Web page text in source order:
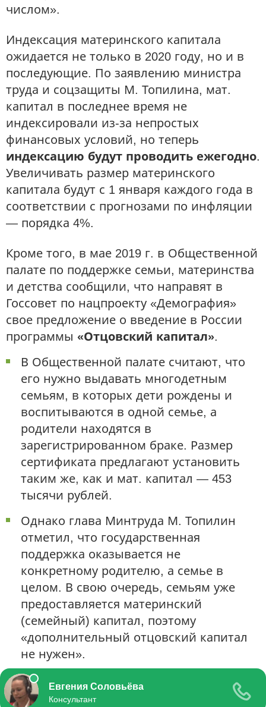
числом».
Индексация материнского капитала
ожидается не только в 2020 году, но и в
последующие. По заявлению министра
труда и соцзащиты М. Топилина, мат.
капитал в последнее время не
индексировали из-за непростых
финансовых условий, но теперь
индексацию будут проводить ежегодно.
Увеличивать размер материнского
капитала будут с 1 января каждого года в
соответствии с прогнозами по инфляции
— порядка 4%.
Кроме того, в мае 2019 г. в Общественной
палате по поддержке семьи, материнства
и детства сообщили, что направят в
Госсовет по нацпроекту «Демография»
свое предложение о введение в России
программы «Отцовский капитал».
В Общественной палате считают, что
его нужно выдавать многодетным
семьям, в которых дети рождены и
воспитываются в одной семье, а
родители находятся в
зарегистрированном браке. Размер
сертификата предлагают установить
таким же, как и мат. капитал — 453
тысячи рублей.
Однако глава Минтруда М. Топилин
отметил, что государственная
поддержка оказывается не
конкретному родителю, а семье в
целом. В свою очередь, семьям уже
предоставляется материнский
(семейный) капитал, поэтому
«дополнительный отцовский капитал
не нужен».
Поделиться мнением